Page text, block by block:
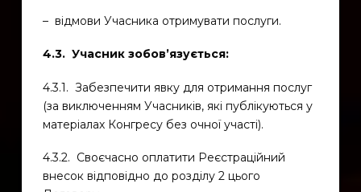
– відмови Учасника отримувати послуги.
4.3. Учасник зобов’язується:
4.3.1. Забезпечити явку для отримання послуг
(за виключенням Учасників, які публікуються у
матеріалах Конгресу без очної участі).
4.3.2. Своєчасно оплатити Реєстраційний
внесок відповідно до розділу 2 цього